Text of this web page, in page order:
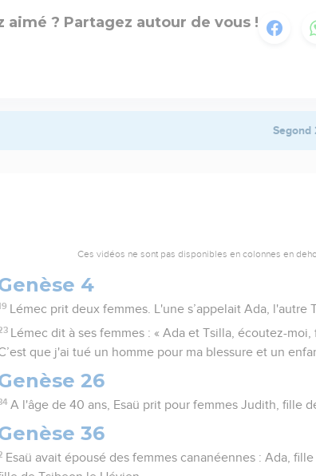
aimé ? Partagez autour de vous !
Segond
Ces vidéos ne sont pas disponibles en colonnes en
4
Lémec prit deux femmes. L'une s’appelait Ada, l'autre
Lémec dit à ses femmes : « Ada et Tsilla, écoutez-
que j'ai tué un homme pour ma blessure et un
26
A l'âge de 40 ans, Esaü prit pour femmes Judith, fille
36
Esaü avait épousé des femmes cananéennes : Ada,